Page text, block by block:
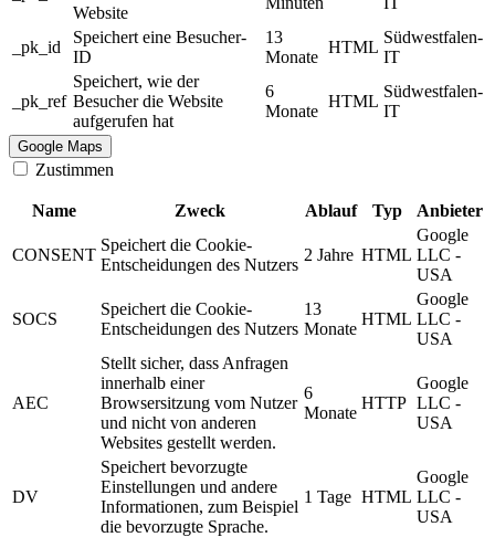
Website
_pk_id
Speichert eine Besucher-
ID
13
Monate
HTML
Südwestfalen-
IT
_pk_ref
Speichert, wie der
Besucher die Website
aufgerufen hat
6
Monate
HTML
Südwestfalen-
IT
Google Maps
Zustimmen
Name Zweck Ablauf Typ Anbieter
CONSENT
Speichert die Cookie-
Entscheidungen des Nutzers
2 Jahre HTML
Google
LLC -
USA
SOCS
Speichert die Cookie-
Entscheidungen des Nutzers
13
Monate
HTML
Google
LLC -
USA
AEC
Stellt sicher, dass Anfragen
innerhalb einer
Browsersitzung vom Nutzer
und nicht von anderen
Websites gestellt werden.
6
Monate
HTTP
Google
LLC -
USA
DV
Speichert bevorzugte
Einstellungen und andere
Informationen, zum Beispiel
die bevorzugte Sprache.
1 Tage HTML
Google
LLC -
USA